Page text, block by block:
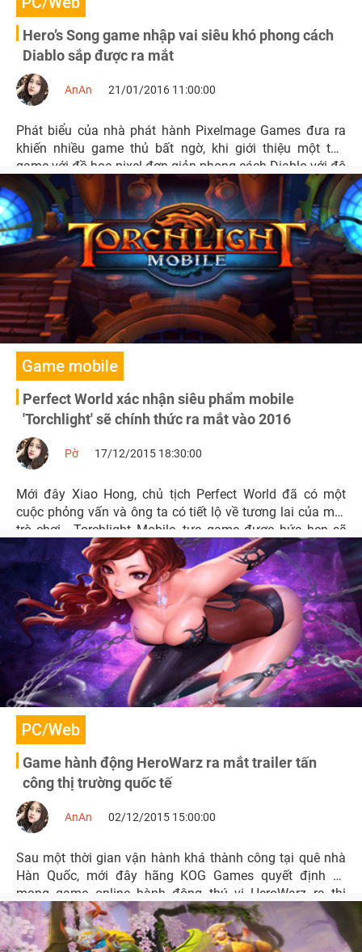
Hero’s Song game nhập vai siêu khó phong cách
Diablo sắp được ra mắt
AnAn 21/01/2016 11:00:00
Phát biểu của nhà phát hành Pixelmage Games đưa ra
khiến nhiều game thủ bất ngờ, khi giới thiệu một tựa
game với đồ họa pixel đơn giản phong cách Diablo với độ
khó siêu hạng
Game mobile
Perfect World xác nhận siêu phẩm mobile
'Torchlight' sẽ chính thức ra mắt vào 2016
Pờ 17/12/2015 18:30:00
Mới đây Xiao Hong, chủ tịch Perfect World đã có một
cuộc phỏng vấn và ông ta có tiết lộ về tương lai của một
trò chơi - Torchlight Mobile, tựa game được hứa hẹn sẽ
làm nên chuyện trong năm 2016
PC/Web
Game hành động HeroWarz ra mắt trailer tấn
công thị trường quốc tế
AnAn 02/12/2015 15:00:00
Sau một thời gian vận hành khá thành công tại quê nhà
Hàn Quốc, mới đây hãng KOG Games quyết định sẽ
mang game online hành động thú vị HeroWarz ra thị
trường quốc tế